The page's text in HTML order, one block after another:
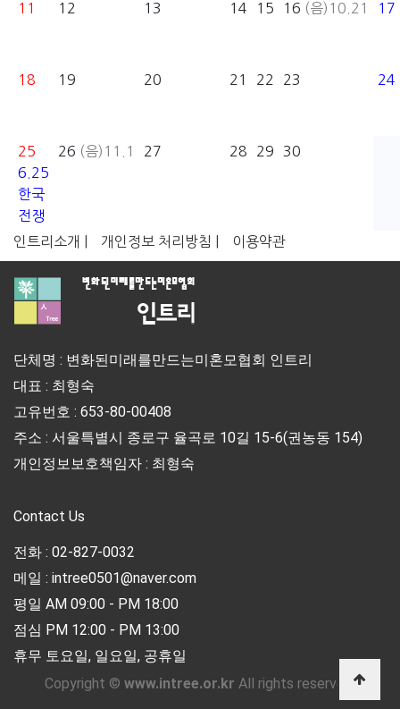
11 12 13 14 15 16 (음)10.21 17
18 19 20 21 22 23 24
25
6.25
한국
전쟁
26 (음)11.1 27 28 29 30
인트리소개 | 개인정보 처리방침 | 이용약관
단체명 : 변화된미래를만드는미혼모협회 인트리
대표 : 최형숙
고유번호 : 653-80-00408
주소 : 서울특별시 종로구 율곡로 10길 15-6(권농동 154)
개인정보보호책임자 : 최형숙
Contact Us
전화 : 02-827-0032
메일 : intree0501@naver.com
평일 AM 09:00 - PM 18:00
점심 PM 12:00 - PM 13:00
휴무 토요일, 일요일, 공휴일
Copyright © www.intree.or.kr All rights reserved.